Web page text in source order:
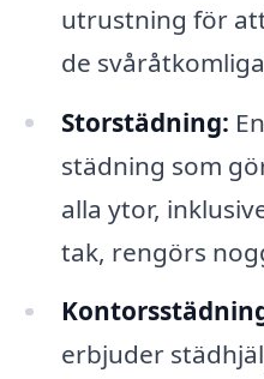
utrustning för
de
Storstädning:
städning som
alla ytor,
tak, rengörs
erbjuder